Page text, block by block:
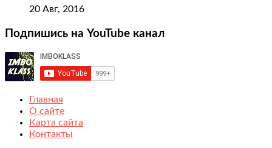
20 Авг, 2016
Подпишись на YouTube канал
Главная
О сайте
Карта сайта
Контакты